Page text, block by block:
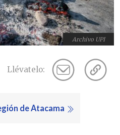
Archivo UPI
Llévatelo:
de Atacama